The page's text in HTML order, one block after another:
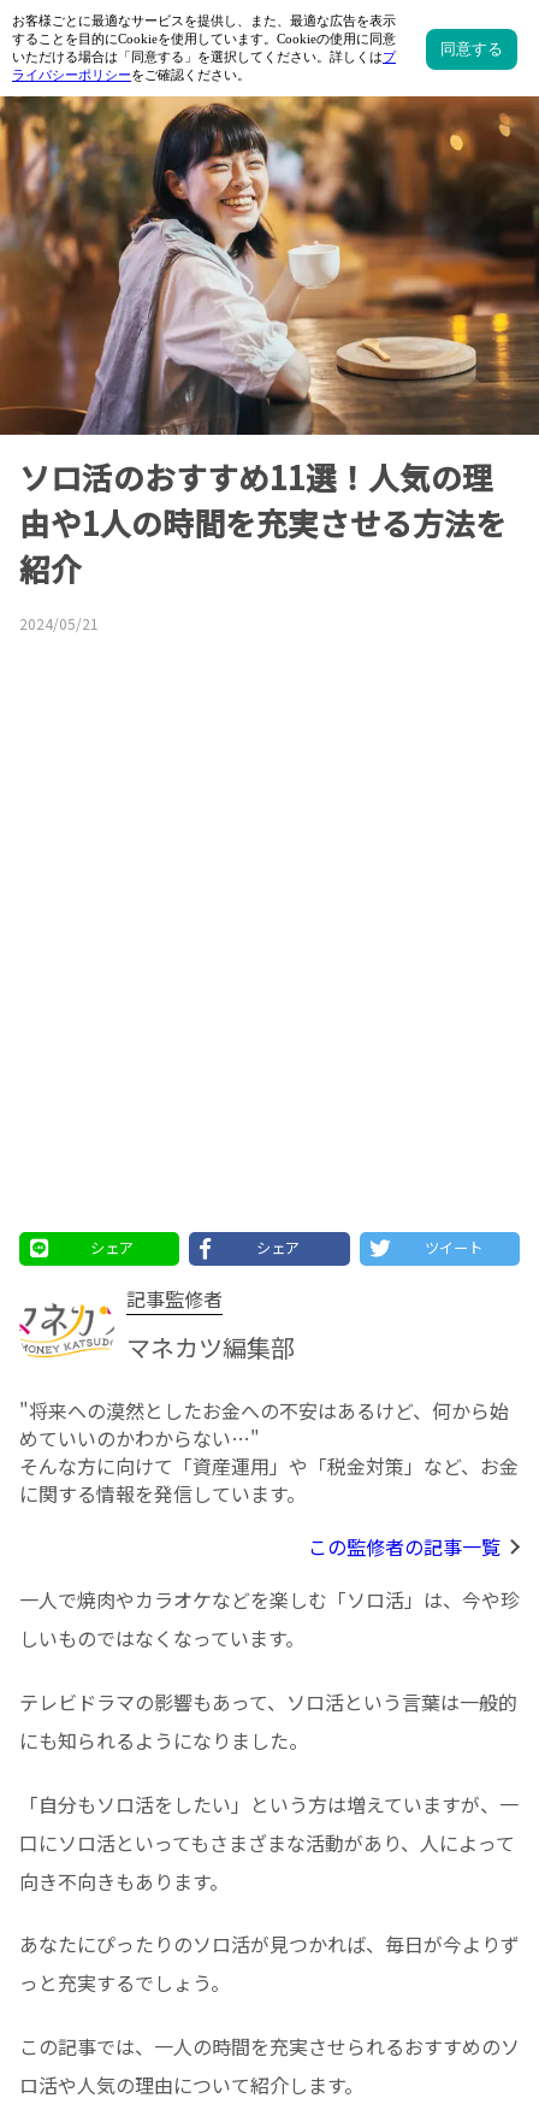
ソロ活のおすすめ11選！人気の理
由や1人の時間を充実させる方法を
紹介
2024/05/21
シェア シェア ツイート
記事監修者
マネカツ編集部
"将来への漠然としたお⾦への不安はあるけど、何から始
めていいのかわからない…"
そんな方に向けて「資産運用」や「税金対策」など、お金
に関する情報を発信しています。
この監修者の記事一覧
一人で焼肉やカラオケなどを楽しむ「ソロ活」は、今や珍
しいものではなくなっています。
テレビドラマの影響もあって、ソロ活という言葉は一般的
にも知られるようになりました。
「自分もソロ活をしたい」という方は増えていますが、一
口にソロ活といってもさまざまな活動があり、人によって
向き不向きもあります。
あなたにぴったりのソロ活が見つかれば、毎日が今よりず
っと充実するでしょう。
この記事では、一人の時間を充実させられるおすすめのソ
ロ活や人気の理由について紹介します。